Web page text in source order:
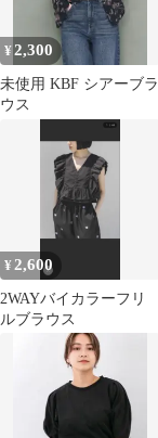
¥2,300
未使用 KBF シアーブラ
ウス
¥ 2,600
2WAYバイカラーフリ
ルブラウス